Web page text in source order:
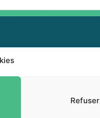
Refuser